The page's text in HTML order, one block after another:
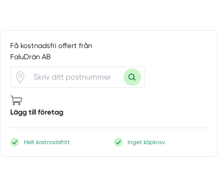
Få kostnadsfri offert från
FaluDrän AB
Lägg till företag
Helt kostnadsfritt Inget köpkrav